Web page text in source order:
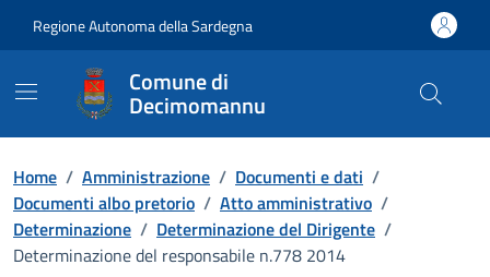
Regione Autonoma della Sardegna
Comune di
Decimomannu
Home / Amministrazione / Documenti e dati /
Documenti albo pretorio / Atto amministrativo /
Determinazione / Determinazione del Dirigente /
Determinazione del responsabile n.778 2014